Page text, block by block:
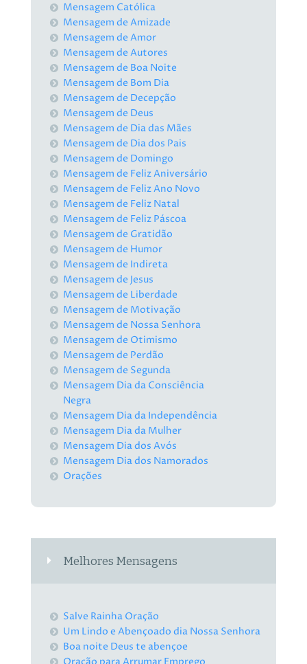
Mensagem Católica
Mensagem de Amizade
Mensagem de Amor
Mensagem de Autores
Mensagem de Boa Noite
Mensagem de Bom Dia
Mensagem de Decepção
Mensagem de Deus
Mensagem de Dia das Mães
Mensagem de Dia dos Pais
Mensagem de Domingo
Mensagem de Feliz Aniversário
Mensagem de Feliz Ano Novo
Mensagem de Feliz Natal
Mensagem de Feliz Páscoa
Mensagem de Gratidão
Mensagem de Humor
Mensagem de Indireta
Mensagem de Jesus
Mensagem de Liberdade
Mensagem de Motivação
Mensagem de Nossa Senhora
Mensagem de Otimismo
Mensagem de Perdão
Mensagem de Segunda
Mensagem Dia da Consciência
Negra
Mensagem Dia da Independência
Mensagem Dia da Mulher
Mensagem Dia dos Avós
Mensagem Dia dos Namorados
Orações
Melhores Mensagens
Salve Rainha Oração
Um Lindo e Abençoado dia Nossa Senhora
Boa noite Deus te abençoe